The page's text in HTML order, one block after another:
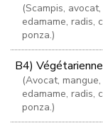
(Scampis,
edamame, radis,
ponza.)
B4)
(Avocat,
edamame, radis,
ponza.)